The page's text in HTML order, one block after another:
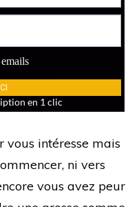
vous intéresse mais
ni vers
vous avez peur